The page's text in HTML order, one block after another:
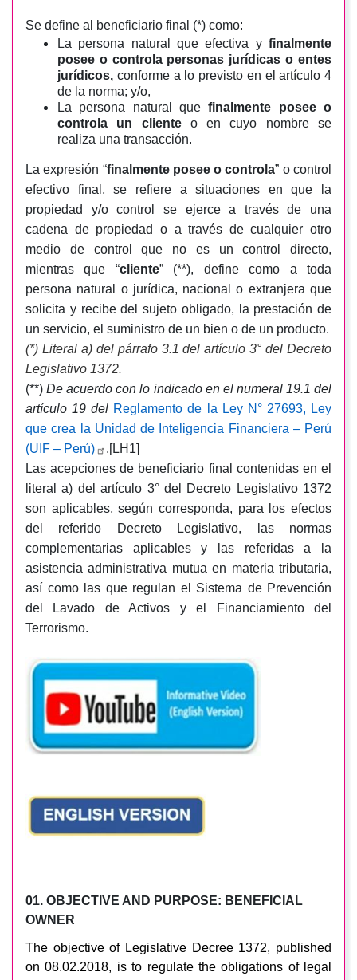
Se define al beneficiario final (*) como:
La persona natural que efectiva y finalmente
posee o controla personas jurídicas o entes
jurídicos, conforme a lo previsto en el artículo 4
de la norma; y/o,
La persona natural quefinalmente posee o
controla un clienteo en cuyo nombre se
realiza una transacción.
La expresión “finalmente posee o controla” o control
efectivo final, se refiere a situaciones en que la
propiedad y/o control se ejerce a través de una
cadena de propiedad o a través de cualquier otro
medio de control que no es un control directo,
mientras que “cliente” (**), define como a toda
persona natural o jurídica, nacional o extranjera que
solicita y recibe del sujeto obligado, la prestación de
un servicio, el suministro de un bien o de un producto.
(*) Literal a) del párrafo 3.1 del artículo 3° del Decreto
Legislativo 1372.
(**)De acuerdo con lo indicado en el numeral 19.1 del
artículo 19 del Reglamento de la Ley N° 27693, Ley
que crea la Unidad de Inteligencia Financiera – Perú
(UIF – Perú)
.[LH1]
Las acepciones de beneficiario final contenidas en el
literal a) del artículo 3° del Decreto Legislativo 1372
son aplicables, según corresponda, para los efectos
del referido Decreto Legislativo, las normas
complementarias aplicables y las referidas a la
asistencia administrativa mutua en materia tributaria,
así como las que regulan el Sistema de Prevención
del Lavado de Activos y el Financiamiento del
Terrorismo.
01. OBJECTIVE AND PURPOSE: BENEFICIAL
OWNER
The objective of Legislative Decree 1372, published
on 08.02.2018, is to regulate the obligations of legal